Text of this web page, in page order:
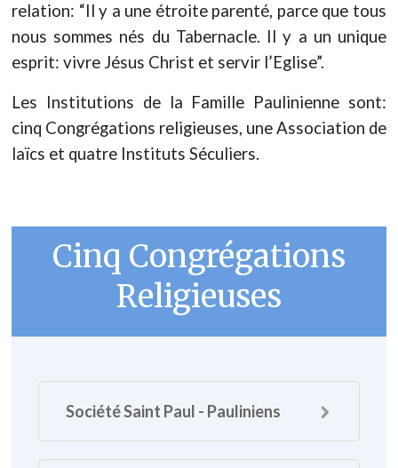
relation: “Il y a une étroite parenté, parce que tous
nous sommes nés du Tabernacle. Il y a un unique
esprit: vivre Jésus Christ et servir l’Eglise”.
Les Institutions de la Famille Paulinienne sont:
cinq Congrégations religieuses, une Association de
laïcs et quatre Instituts Séculiers.
Cinq Congrégations
Religieuses
Société Saint Paul - Pauliniens